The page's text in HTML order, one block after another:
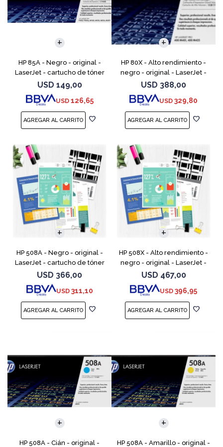
HP 85A - Negro - original -
LaserJet - cartucho de tóner
(CE285A) - para LaserJet Pro
M1132 MFP, M1212nf MFP,
M1217nfw MFP, P110
USD 149,00
USD 126,65
HP 80X - Alto rendimiento -
negro - original - LaserJet -
cartucho de tóner (CF280X) -
para LaserJet Pro 400 M401,
MFP M425
USD 388,00
USD 329,80
HP 508A - Negro - original -
LaserJet - cartucho de tóner
(CF360A) - para Color
LaserJet Enterprise MFP M577;
LaserJet Enterpris
USD 366,00
USD 311,10
HP 508X - Alto rendimiento -
negro - original - LaserJet -
cartucho de tóner (CF360X) -
para Color LaserJet
Enterprise MFP M577;
USD 467,00
USD 396,95
HP 508A - Cián - original -
HP 508A - Amarillo - original -